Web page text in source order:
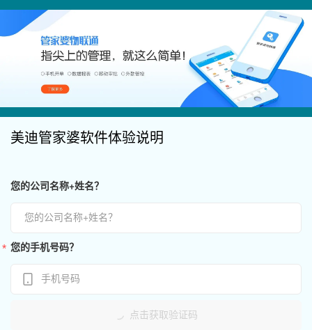
美迪管家婆软件体验说明
您的公司名称+姓名？
您的手机号码？
点击获取验证码